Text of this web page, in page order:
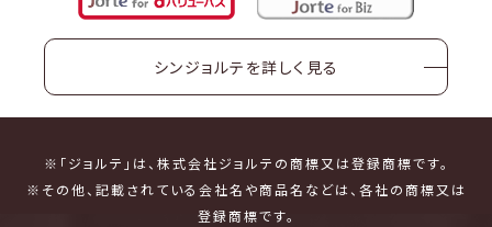
シンジョルテを詳しく見る
※「ジョルテ」は、株式会社ジョルテの商標又は登録商標です。
※その他、記載されている会社名や商品名などは、各社の商標又は
登録商標です。